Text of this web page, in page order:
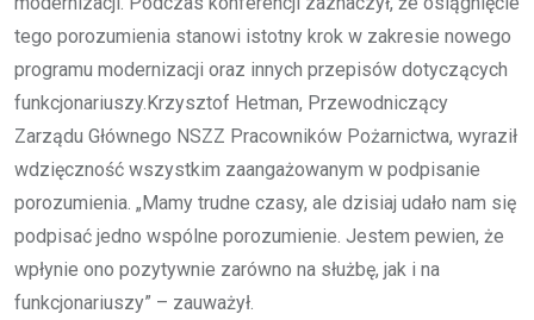
tego porozumienia stanowi istotny krok w zakresie nowego
programu modernizacji oraz innych przepisów dotyczących
funkcjonariuszy.Krzysztof Hetman, Przewodniczący
Zarządu Głównego NSZZ Pracowników Pożarnictwa, wyraził
wdzięczność wszystkim zaangażowanym w podpisanie
porozumienia. „Mamy trudne czasy, ale dzisiaj udało nam się
podpisać jedno wspólne porozumienie. Jestem pewien, że
wpłynie ono pozytywnie zarówno na służbę, jak i na
funkcjonariuszy” – zauważył.